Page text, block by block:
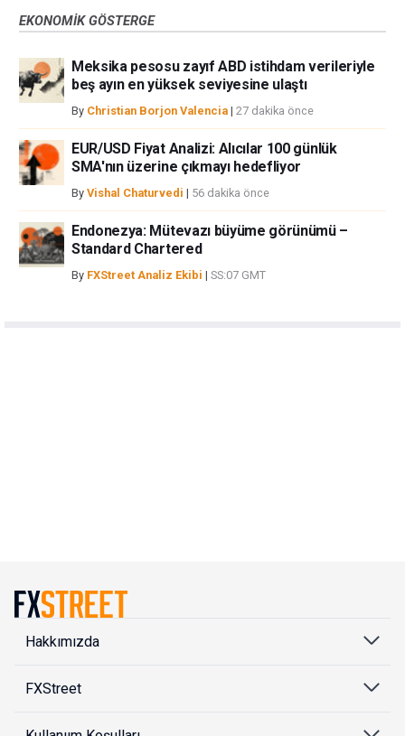
EKONOMIK GÖSTERGE
Meksika pesosu zayıf ABD istihdam verileriyle
beş ayın en yüksek seviyesine ulaştı
By Christian Borjon Valencia | 27 dakika önce
EUR/USD Fiyat Analizi: Alıcılar 100 günlük
SMA'nın üzerine çıkmayı hedefliyor
By Vishal Chaturvedi | 56 dakika önce
Endonezya: Mütevazı büyüme görünümü –
Standard Chartered
By FXStreet Analiz Ekibi | SS:07 GMT
Hakkımızda
FXStreet